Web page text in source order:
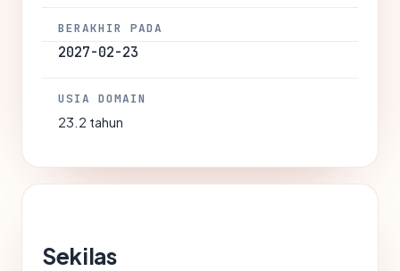
BERAKHIR PADA
2027-02-23
USIA DOMAIN
23.2 tahun
Sekilas